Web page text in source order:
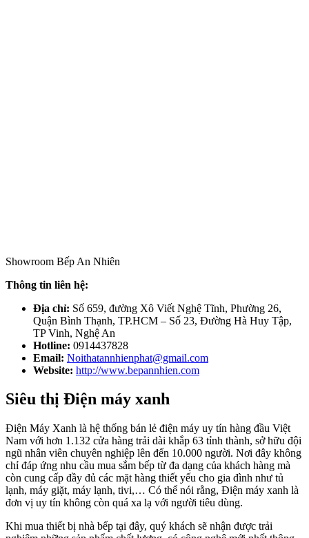
Showroom Bếp An Nhiên
Thông tin liên hệ:
Địa chỉ: Số 659, đường Xô Viết Nghệ Tĩnh, Phường 26,
Quận Bình Thạnh, TP.HCM – Số 23, Đường Hà Huy Tập,
TP Vinh, Nghệ An
Hotline: 0914437828
Email: Noithatannhienphat@gmail.com
Website: http://www.bepannhien.com
Siêu thị Điện máy xanh
Điện Máy Xanh là hệ thống bán lẻ điện máy uy tín hàng đầu Việt
Nam với hơn 1.132 cửa hàng trải dài khắp 63 tỉnh thành, sở hữu đội
ngũ nhân viên chuyên nghiệp lên đến 10.000 người. Nơi đây không
chỉ đáp ứng nhu cầu mua sắm bếp từ đa dạng của khách hàng mà
còn cung cấp đầy đủ các mặt hàng thiết yếu cho gia đình như tủ
lạnh, máy giặt, máy lạnh, tivi,… Có thể nói rằng, Điện máy xanh là
đơn vị uy tín không còn quá xa lạ với người tiêu dùng.
Khi mua thiết bị nhà bếp tại đây, quý khách sẽ nhận được trải